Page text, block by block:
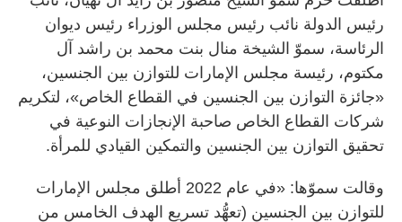
رئيس الدولة نائب رئيس مجلس الوزراء رئيس ديوان
الرئاسة، سموّ الشيخة منال بنت محمد بن راشد آل
مكتوم، رئيسة مجلس الإمارات للتوازن بين الجنسين،
«جائزة التوازن بين الجنسين في القطاع الخاص»، لتكريم
شركات القطاع الخاص صاحبة الإنجازات النوعية في
تحقيق التوازن بين الجنسين والتمكين القيادي للمرأة.
وقالت سموّها: «في عام 2022 أطلق مجلس الإمارات
للتوازن بين الجنسين (تعهُّد تسريع الهدف الخامس من